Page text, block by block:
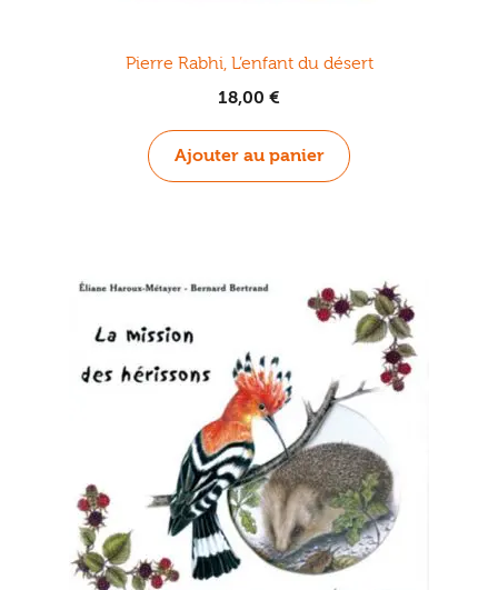
Pierre Rabhi, L’enfant du désert
18,00 €
Ajouter au panier